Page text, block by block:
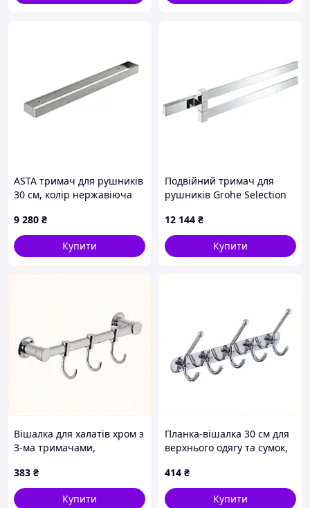
ASTA тримач для рушників
30 см, колір нержавіюча
9 280 ₴
Купити
Подвійний тримач для
рушників Grohe Selection
12 144 ₴
Купити
Вішалка для халатів хром з
3-ма тримачами,
383 ₴
Купити
Планка-вішалка 30 см для
верхнього одягу та сумок,
414 ₴
Купити